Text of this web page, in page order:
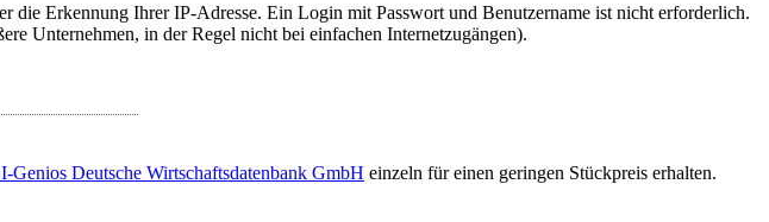
die Erkennung Ihrer IP-Adresse. Ein Login mit Passwort und Benutzername ist nicht erforderlich.
Unternehmen, in der Regel nicht bei einfachen Internetzugängen).
Genios Deutsche Wirtschaftsdatenbank GmbH einzeln für einen geringen Stückpreis erhalten.